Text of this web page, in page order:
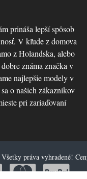
prináša lepší spôsob
V kľude z domova
z Holandska, alebo
známa značka v
najlepšie modely v
o našich zákazníkov
pri zariaďovaní
práva vyhradené!